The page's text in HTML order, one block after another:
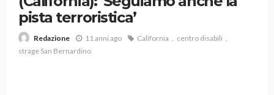
pista terroristica’
Redazione 11 anni ago California
centro disabili
strage San Bernardino